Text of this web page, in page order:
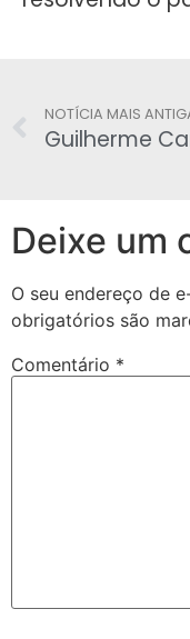
NOTÍCIA MAIS
Deixe um
O seu endereço de
obrigatórios são
Comentário *